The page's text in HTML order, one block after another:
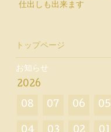
仕出しも出来ます
トップページ
お知らせ
2026
08 07 06 05